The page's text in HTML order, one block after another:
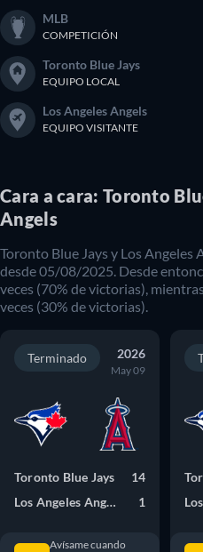
MLB
COMPETICIÓN
Toronto Blue Jays
EQUIPO LOCAL
Los Angeles Angels
EQUIPO VISITANTE
Cara a cara: Toronto
Angels
Toronto Blue Jays y Los Angeles
desde 05/08/2025. Desde
veces (70% de victorias),
veces (30% de victorias).
Terminado 2026
May 09
Toronto Blue Jays
14
Los Angeles Angels
1
Avísame cuando